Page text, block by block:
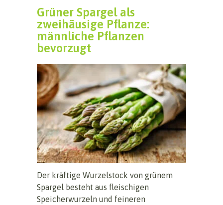
Grüner Spargel als
zweihäusige Pflanze:
männliche Pflanzen
bevorzugt
Der kräftige Wurzelstock von grünem
Spargel besteht aus fleischigen
Speicherwurzeln und feineren